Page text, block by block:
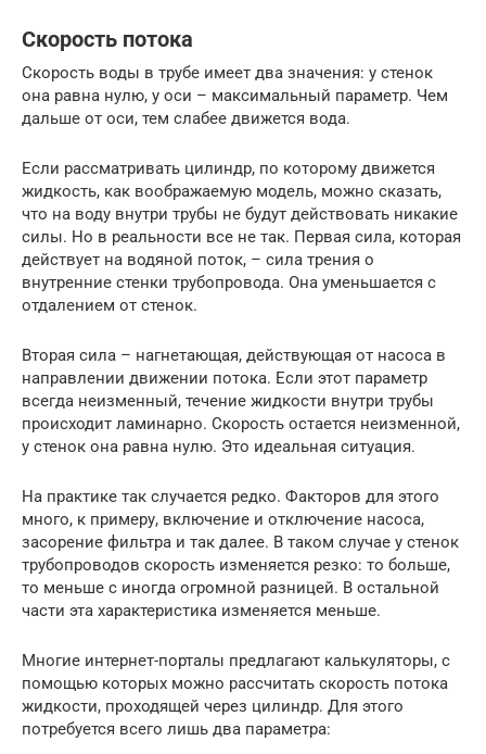
Скорость потока
Скорость воды в трубе имеет два значения: у стенок
она равна нулю, у оси – максимальный параметр. Чем
дальше от оси, тем слабее движется вода.
Если рассматривать цилиндр, по которому движется
жидкость, как воображаемую модель, можно сказать,
что на воду внутри трубы не будут действовать никакие
силы. Но в реальности все не так. Первая сила, которая
действует на водяной поток, – сила трения о
внутренние стенки трубопровода. Она уменьшается с
отдалением от стенок.
Вторая сила – нагнетающая, действующая от насоса в
направлении движении потока. Если этот параметр
всегда неизменный, течение жидкости внутри трубы
происходит ламинарно. Скорость остается неизменной,
у стенок она равна нулю. Это идеальная ситуация.
На практике так случается редко. Факторов для этого
много, к примеру, включение и отключение насоса,
засорение фильтра и так далее. В таком случае у стенок
трубопроводов скорость изменяется резко: то больше,
то меньше с иногда огромной разницей. В остальной
части эта характеристика изменяется меньше.
Многие интернет-порталы предлагают калькуляторы, с
помощью которых можно рассчитать скорость потока
жидкости, проходящей через цилиндр. Для этого
потребуется всего лишь два параметра: